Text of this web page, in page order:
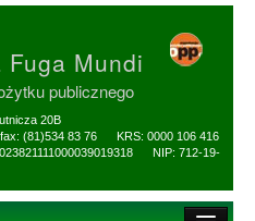
Fuga Mundi
publicznego
20B
fax: (81)534 83 76 KRS: 0000 106 416
NIP: 712-19-